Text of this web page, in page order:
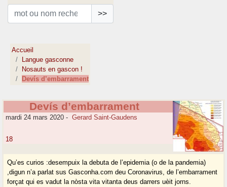
>>
Accueil
Langue gasconne
Nosauts en gascon !
Devís d’embarrament
Devís d’embarrament
mardi 24 mars 2020 - Gerard Saint-Gaudens
18
Qu’es curios :desempuix la debuta de l’epidemia (o de la pandemia)
,digun n’a parlat sus Gasconha.com deu Coronavirus, de l’embarrament
forçat qui es vadut la nòsta vita vitanta deus darrers uèit jorns.